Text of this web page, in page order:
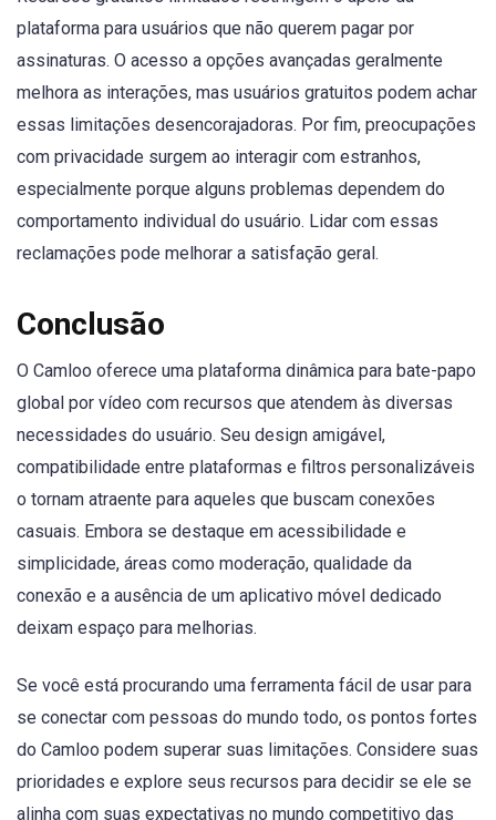
plataforma para usuários que não querem pagar por
assinaturas. O acesso a opções avançadas geralmente
melhora as interações, mas usuários gratuitos podem achar
essas limitações desencorajadoras. Por fim, preocupações
com privacidade surgem ao interagir com estranhos,
especialmente porque alguns problemas dependem do
comportamento individual do usuário. Lidar com essas
reclamações pode melhorar a satisfação geral.
Conclusão
O Camloo oferece uma plataforma dinâmica para bate-papo
global por vídeo com recursos que atendem às diversas
necessidades do usuário. Seu design amigável,
compatibilidade entre plataformas e filtros personalizáveis
o tornam atraente para aqueles que buscam conexões
casuais. Embora se destaque em acessibilidade e
simplicidade, áreas como moderação, qualidade da
conexão e a ausência de um aplicativo móvel dedicado
deixam espaço para melhorias.
Se você está procurando uma ferramenta fácil de usar para
se conectar com pessoas do mundo todo, os pontos fortes
do Camloo podem superar suas limitações. Considere suas
prioridades e explore seus recursos para decidir se ele se
alinha com suas expectativas no mundo competitivo das